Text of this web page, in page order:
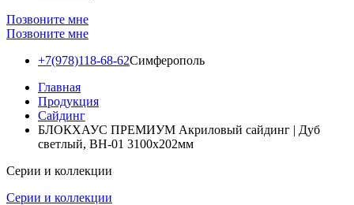
Позвоните мне
Позвоните мне
+7(978)118-68-62Симферополь
Главная
Продукция
Сайдинг
БЛОКХАУС ПРЕМИУМ Акриловый сайдинг | Дуб
светлый, ВН-01 3100х202мм
Серии и коллекции
Серии и коллекции